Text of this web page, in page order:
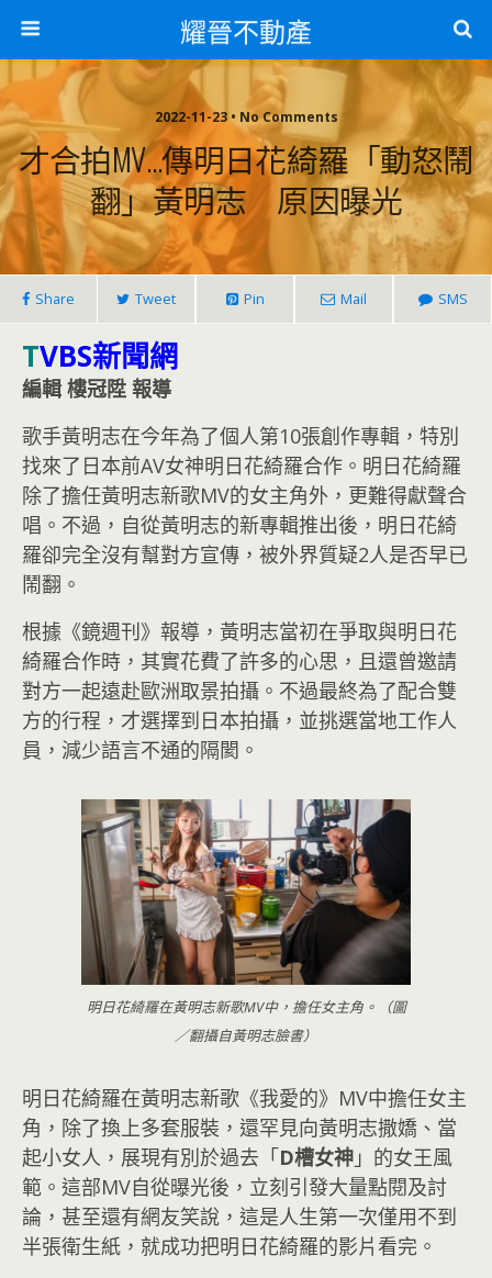
耀晉不動產
2022-11-23 • No Comments
才合拍MV…傳明日花綺羅「動怒鬧
翻」黃明志 原因曝光
Share Tweet Pin Mail SMS
TVBS新聞網
編輯 樓冠陞 報導
歌手黃明志在今年為了個人第10張創作專輯，特別
找來了日本前AV女神明日花綺羅合作。明日花綺羅
除了擔任黃明志新歌MV的女主角外，更難得獻聲合
唱。不過，自從黃明志的新專輯推出後，明日花綺
羅卻完全沒有幫對方宣傳，被外界質疑2人是否早已
鬧翻。
根據《鏡週刊》報導，黃明志當初在爭取與明日花
綺羅合作時，其實花費了許多的心思，且還曾邀請
對方一起遠赴歐洲取景拍攝。不過最終為了配合雙
方的行程，才選擇到日本拍攝，並挑選當地工作人
員，減少語言不通的隔閡。
明日花綺羅在黃明志新歌MV中，擔任女主角。（圖
／翻攝自黃明志臉書）
明日花綺羅在黃明志新歌《我愛的》MV中擔任女主
角，除了換上多套服裝，還罕見向黃明志撒嬌、當
起小女人，展現有別於過去「D槽女神 」的女王風
範。這部MV自從曝光後，立刻引發大量點閱及討
論，甚至還有網友笑說，這是人生第一次僅用不到
半張衛生紙，就成功把明日花綺羅的影片看完。